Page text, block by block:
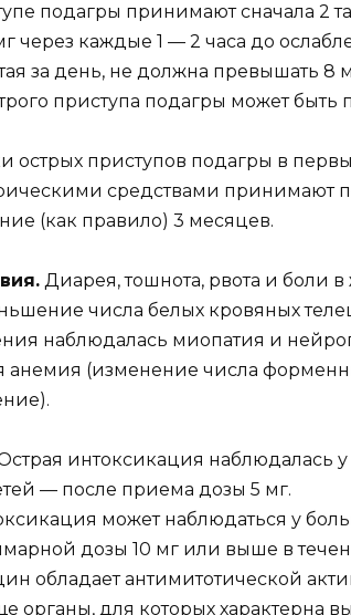
подагры принимают сначала 2
через каждые 1 — 2 часа до
за день, не должна превышать 8
приступа подагры может быть
острых приступов подагры в
средствами принимают
(как правило) 3 месяцев.
Диарея, тошнота, рвота и боли
числа белых кровяных
наблюдалась миопатия и
анемия (изменение числа
интоксикация наблюдалась
— после приема дозы 5 мг.
может наблюдаться у
дозы 10 мг или выше в
обладает антимитотической
органы, для которых характерна